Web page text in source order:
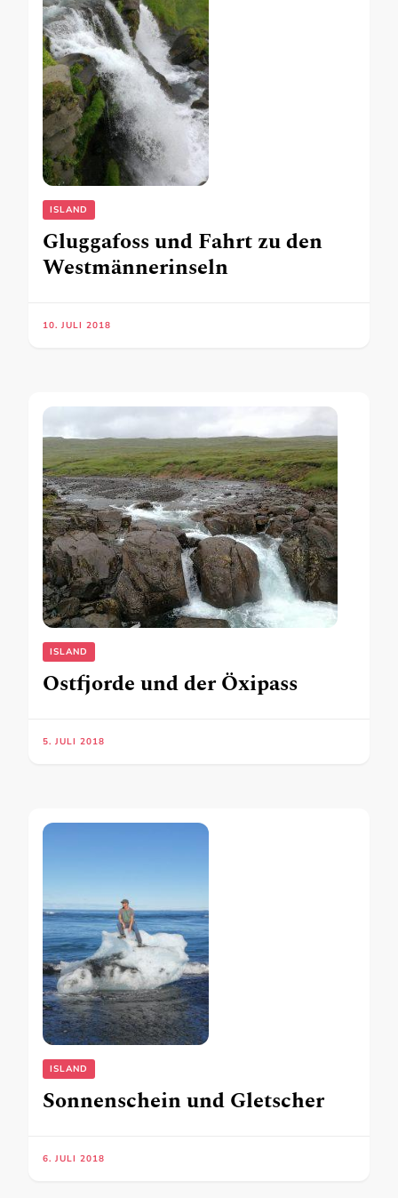
ISLAND
Gluggafoss und Fahrt zu den
Westmännerinseln
10. JULI 2018
ISLAND
Ostfjorde und der Öxipass
5. JULI 2018
ISLAND
Sonnenschein und Gletscher
6. JULI 2018